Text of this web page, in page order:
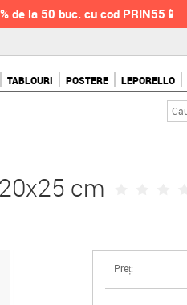
de la 50 buc. cu cod PRIN55📱
TABLOURI POSTERE LEPORELLO
cm
Preț: